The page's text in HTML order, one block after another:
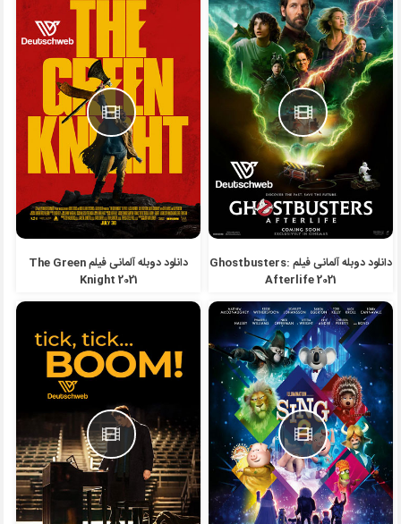
دانلود دوبله آلمانی فیلم Ghostbusters:
Afterlife 2021
دانلود دوبله آلمانی فیلم The Green
Knight 2021